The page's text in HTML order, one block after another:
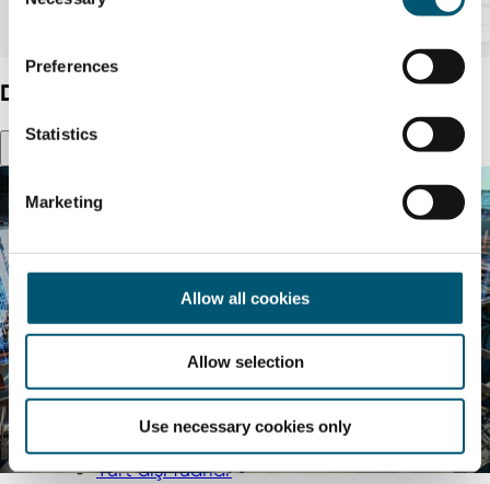
e
n
t
l
c
t
i
o
n
Preferences
Statistics
Marketing
Allow all cookies
Allow selection
Use necessary cookies only
Yurt dışı fuarlar
DeepL